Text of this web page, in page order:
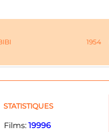
1954
STATISTIQUES
Films: 19996